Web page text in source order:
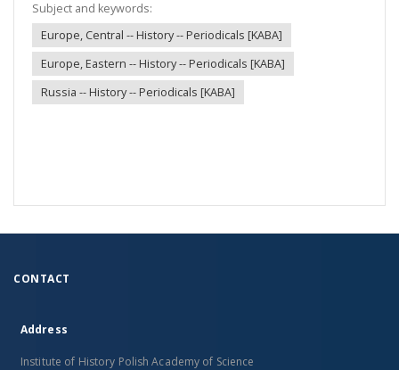
Subject and keywords:
Europe, Central -- History -- Periodicals [KABA]
Europe, Eastern -- History -- Periodicals [KABA]
Russia -- History -- Periodicals [KABA]
CONTACT
Address
Institute of History Polish Academy of Science